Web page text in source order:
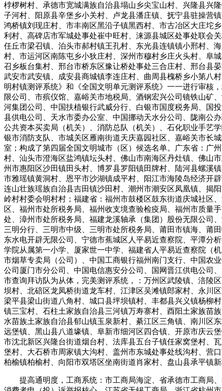
桲椤树村、承德市宽城满族自治县塌山乡尖宝山村、兴隆县兴
子河村、阳原县辛堡乡小关村、卢龙县潘庄镇、抚宁县驻操营
鸿桥镇刘现庄村、市丰南区黑沿子镇黑西村、市古冶区大庄坨
利村、高碑店市军城处事处崔中旺村、涞源县城区处事处联会
任丘市梁召镇、泊头市郝村镇王孔村、东光县连镇镇小邢村、
村、市运河区南陈屯乡小狄庄村、深州市穆村乡庄火头村、阜
召乡板台集村、邢台市桥东区豫让桥处事处三合庄村、邢台县
武安市武安镇、成安县商城镇李连庄村、曲周县槐桥乡小第八
明村镇测评系统》和《全国文明单元测评系统》一一进行审核
限公司、市殡仪馆、嘉峪关市地税局、酒钢宏兴公司镜铁山矿
河集团公司、中国扶植银行武威分行、白银市国度税务局、国
县供电公司、天水市委办公室、中国挪动天水分公司、陇南公
公共资本买卖局（机关）、消防总队（机关）、石化职业手艺
银市消防支队、市城关区雁南街道天庆嘉园社区、嘉峪关市长
室；构成了第四届全国文明城市（区）候选名单。广东省：广
村、汕头市澄海区盐鸿镇坛头村、佛山市南海区丹灶镇、佛山
州市惠阳区沙田镇田头村、博罗县罗阳镇田牌村、陆河县螺溪
市雅瑶镇黄洞村、恩平市沙湖镇成平村、阳江市海陵岛经济开
连山壮族瑶族自治县吉田镇沙田村、潮州市潮安区凤凰镇、揭
岭村村委会明村村；福建省：福州市鼓楼区鼓东街道庆城社区
区、福州市处所税务局、福州收支境查验检疫局、福州市质量
处、漳州市处所税务局、福建龙溪轴承（集团）股份无限公司
三明分行、三明市中级、三明市处所税务局、莆田市镇海、莆
东水电开辟无限公司、宁德市蕉城区人平易近查察院、平潭分
学院从属第一小学、厦家世一中学、福建省人平易近查察院（
市烟草专卖局（公司）、中国工商银行福州南门支行、中国农
公司厦门市分公司、中国电信惠安分公司、国网晋江供电公司
市查询拜访队为从体，完美测评系统，：万州区武陵镇、涪陵
坝村、北碚区龙凤桥街道龙车村、江津区吴滩镇郎家村、永川
梁平县梁山街道八角村、城口县坪坝镇村、丰都县兴义镇杨柳
镇三宝村、石柱土家族自治县三河镇万寿寨村、酉阳土家族苗
水苗族土家族自治县郁山镇玉泉新村、綦江区三角镇、南川区
远堡镇、黑山县八道壕镇、阜新市细河区四合镇、开原市庆云
市沈北新区兴隆台街道烟台村、法库县五台子镇任家窝堡村、
堡村、大石桥市周家镇大沟村、盖州市东城处事处线沟村、营
柏榆镇柏榆村、向阳市双塔区坐南街道肖家村、盘山县承平镇
提高通明度，工商系统：市工商局海淀、省承德市工商局、